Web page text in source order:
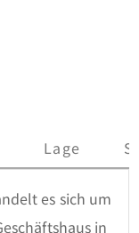
Lage
es sich um
in